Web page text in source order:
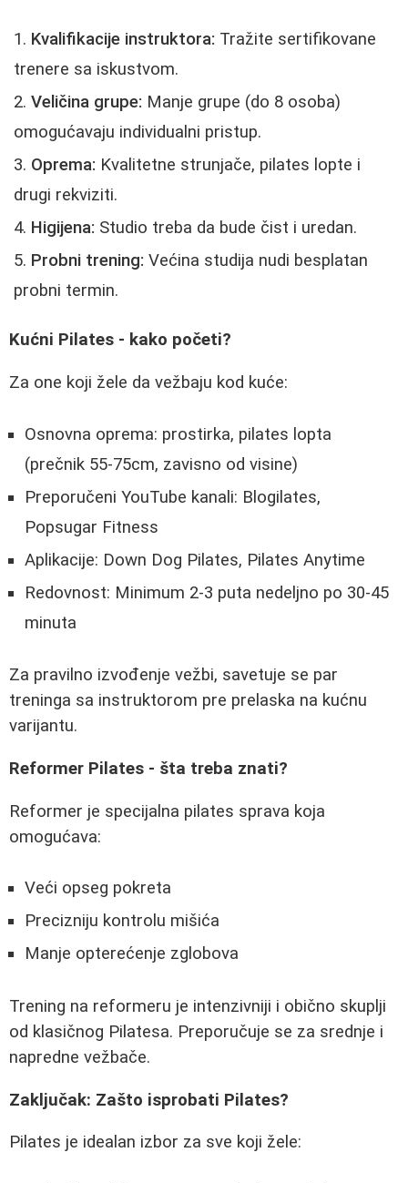
Kvalifikacije instruktora: Tražite sertifikovane
trenere sa iskustvom.
Veličina grupe: Manje grupe (do 8 osoba)
omogućavaju individualni pristup.
Oprema: Kvalitetne strunjače, pilates lopte i
drugi rekviziti.
Higijena: Studio treba da bude čist i uredan.
Probni trening: Većina studija nudi besplatan
probni termin.
Kućni Pilates - kako početi?
Za one koji žele da vežbaju kod kuće:
Osnovna oprema: prostirka, pilates lopta
(prečnik 55-75cm, zavisno od visine)
Preporučeni YouTube kanali: Blogilates,
Popsugar Fitness
Aplikacije: Down Dog Pilates, Pilates Anytime
Redovnost: Minimum 2-3 puta nedeljno po 30-45
minuta
Za pravilno izvođenje vežbi, savetuje se par
treninga sa instruktorom pre prelaska na kućnu
varijantu.
Reformer Pilates - šta treba znati?
Reformer je specijalna pilates sprava koja
omogućava:
Veći opseg pokreta
Precizniju kontrolu mišića
Manje opterećenje zglobova
Trening na reformeru je intenzivniji i obično skuplji
od klasičnog Pilatesa. Preporučuje se za srednje i
napredne vežbače.
Zaključak: Zašto isprobati Pilates?
Pilates je idealan izbor za sve koji žele: